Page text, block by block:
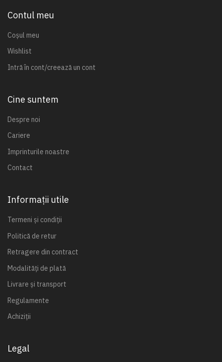
Contul meu
Coșul meu
Wishlist
Intră în cont/creează un cont
Cine suntem
Despre noi
Cariere
Imprinturile noastre
Contact
Informații utile
Termeni și condiții
Politică de retur
Retragere din contract
Modalități de plată
Livrare și transport
Regulamente
Achiziții
Legal